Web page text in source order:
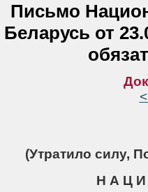
Письмо
Беларусь от
(Утратило силу,
Н А Ц